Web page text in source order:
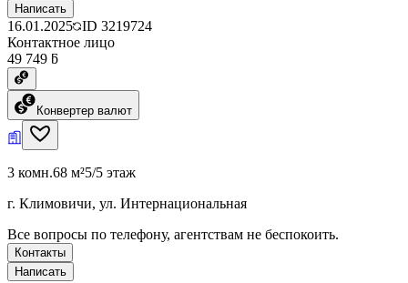
Написать
16.01.2025 ID 3219724
Контактное лицо
49 749 ƃ
Конвертер валют
3 комн.68 м²5/5 этаж
г. Климовичи, ул. Интернациональная
Все вопросы по телефону, агентствам не беспокоить.
Контакты
Написать